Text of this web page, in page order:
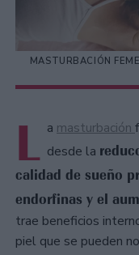
MASTURBACIÓN
L a masturbación
desde la
calidad de sueño
endorfinas y el
trae beneficios
piel que se pueden